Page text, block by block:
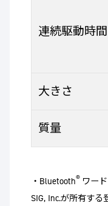
連続駆動時間
大きさ
質量
・Bluetooth® ワー
SIG, Inc.が所有す